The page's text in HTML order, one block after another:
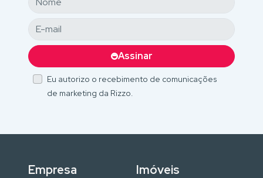
Assinar
Eu autorizo o recebimento de comunicações
de marketing da Rizzo.
Empresa Imóveis